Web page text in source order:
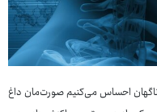
احساس می‌کنیم صورت‌مان داغ